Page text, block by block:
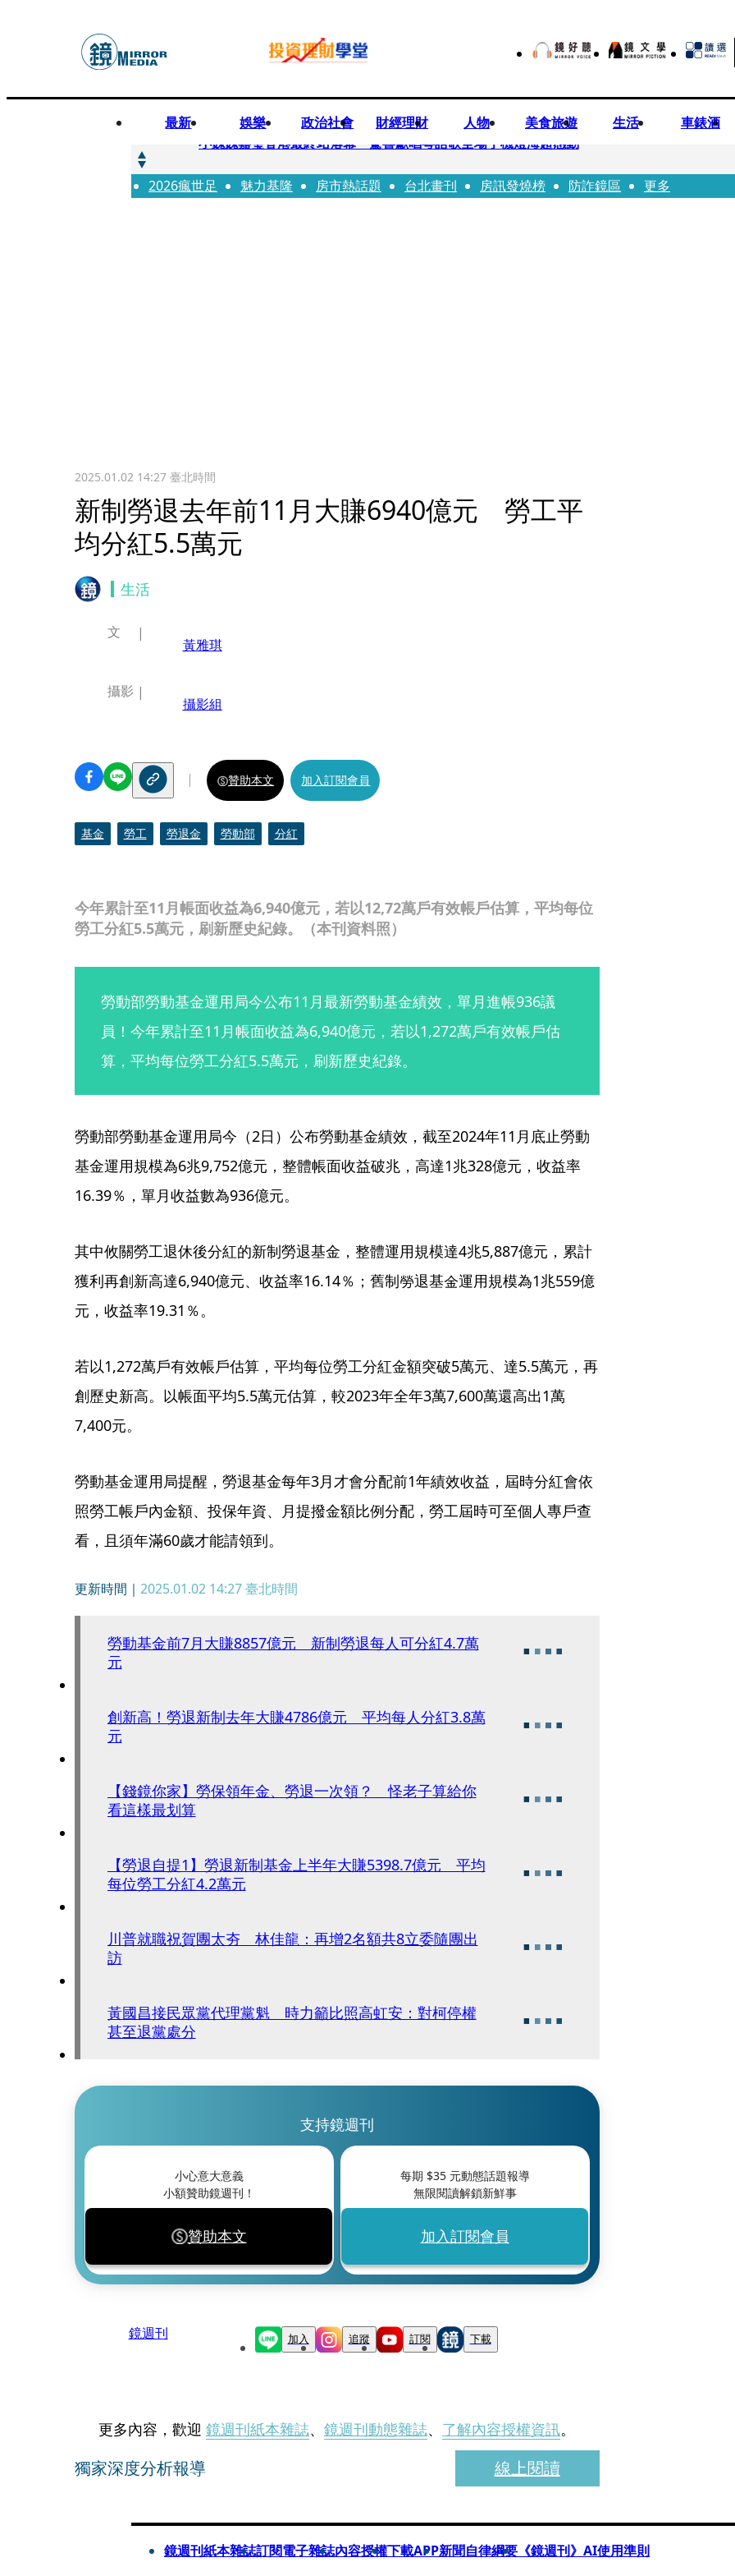
最新 娛樂 政治社會 財經理財 人物 美食旅遊 生活 車錶酒
快訊
小魏魏嘉瑩香港最終站落幕 驚喜獻唱粵語歌全場手機燈海超感動
快訊
台股明年有望挑戰5萬 杜金龍建議小資族這樣配置ETF
2026瘋世足 魅力基隆 房市熱話題 台北畫刊 房訊發燒榜 防詐鏡區 更多
2025.01.02 14:27臺北時間
新制勞退去年前11月大賺6940億元 勞工平
均分紅5.5萬元
生活
今年累計至11月帳面收益為6,940億元，若以12,72萬戶有效帳戶估算，平均每位
勞工分紅5.5萬元，刷新歷史紀錄。（本刊資料照）
文
黃雅琪
攝影
攝影組
贊助本文 加入訂閱會員
基金 勞工 勞退金 勞動部 分紅
勞動部勞動基金運用局今公布11月最新勞動基金績效，單月進帳936議
員！今年累計至11月帳面收益為6,940億元，若以1,272萬戶有效帳戶估
算，平均每位勞工分紅5.5萬元，刷新歷史紀錄。
勞動部勞動基金運用局今（2日）公布勞動基金績效，截至2024年11月底止勞動
基金運用規模為6兆9,752億元，整體帳面收益破兆，高達1兆328億元，收益率
16.39％，單月收益數為936億元。
其中攸關勞工退休後分紅的新制勞退基金，整體運用規模達4兆5,887億元，累計
獲利再創新高達6,940億元、收益率16.14％；舊制勞退基金運用規模為1兆559億
元，收益率19.31％。
若以1,272萬戶有效帳戶估算，平均每位勞工分紅金額突破5萬元、達5.5萬元，再
創歷史新高。以帳面平均5.5萬元估算，較2023年全年3萬7,600萬還高出1萬
7,400元。
勞動基金運用局提醒，勞退基金每年3月才會分配前1年績效收益，屆時分紅會依
照勞工帳戶內金額、投保年資、月提撥金額比例分配，勞工屆時可至個人專戶查
看，且須年滿60歲才能請領到。
更新時間｜ 2025.01.02 14:27臺北時間
勞動基金前7月大賺8857億元 新制勞退每人可分紅4.7萬
元
創新高！勞退新制去年大賺4786億元 平均每人分紅3.8萬
元
【錢鏡你家】勞保領年金、勞退一次領？ 怪老子算給你
看這樣最划算
【勞退自提1】勞退新制基金上半年大賺5398.7億元 平均
每位勞工分紅4.2萬元
川普就職祝賀團太夯 林佳龍：再增2名額共8立委隨團出
訪
黃國昌接民眾黨代理黨魁 時力籲比照高虹安：對柯停權
甚至退黨處分
支持鏡週刊
小心意大意義
小額贊助鏡週刊！
贊助本文
每期 $35元動態話題報導
無限閱讀解鎖新鮮事
加入訂閱會員
鏡週刊 加入 追蹤 訂閱 下載
更多內容，歡迎 鏡週刊紙本雜誌、 鏡週刊動態雜誌、 了解內容授權資訊。
獨家深度分析報導 線上閱讀
鏡週刊紙本雜誌訂閱電子雜誌內容授權下載APP新聞自律綱要 《鏡週刊》AI使用準則